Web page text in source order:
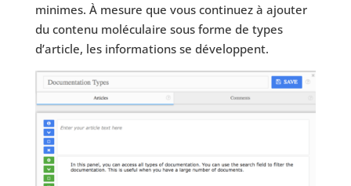
minimes. À mesure que vous continuez à ajouter
du contenu moléculaire sous forme de types
d’article, les informations se développent.